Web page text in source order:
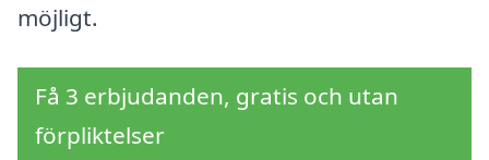
möjligt.
Få 3 erbjudanden, gratis och utan
förpliktelser